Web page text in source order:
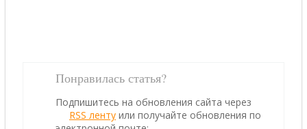
Понравилась статья?
Подпишитесь на обновления сайта через
RSS ленту или получайте обновления по